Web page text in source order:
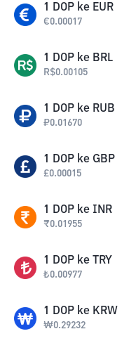
1 DOP ke EUR
€0.00017
1 DOP ke BRL
R$0.00105
1 DOP ke RUB
₽0.01670
1 DOP ke GBP
£0.00015
1 DOP ke INR
₹0.01955
1 DOP ke TRY
₺0.00977
1 DOP ke KRW
₩0.29232